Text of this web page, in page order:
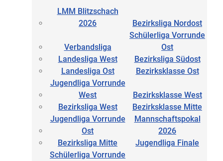
LMM Blitzschach
2026
Bezirksliga Nordost
Verbandsliga
Schülerliga Vorrunde
Ost
Landesliga West
Bezirksliga Südost
Landesliga Ost
Bezirksklasse Ost
Jugendliga Vorrunde
West
Bezirksklasse West
Bezirksliga West
Bezirksklasse Mitte
Jugendliga Vorrunde
Ost
Mannschaftspokal
2026
Bezirksliga Mitte
Jugendliga Finale
Schülerliga Vorrunde